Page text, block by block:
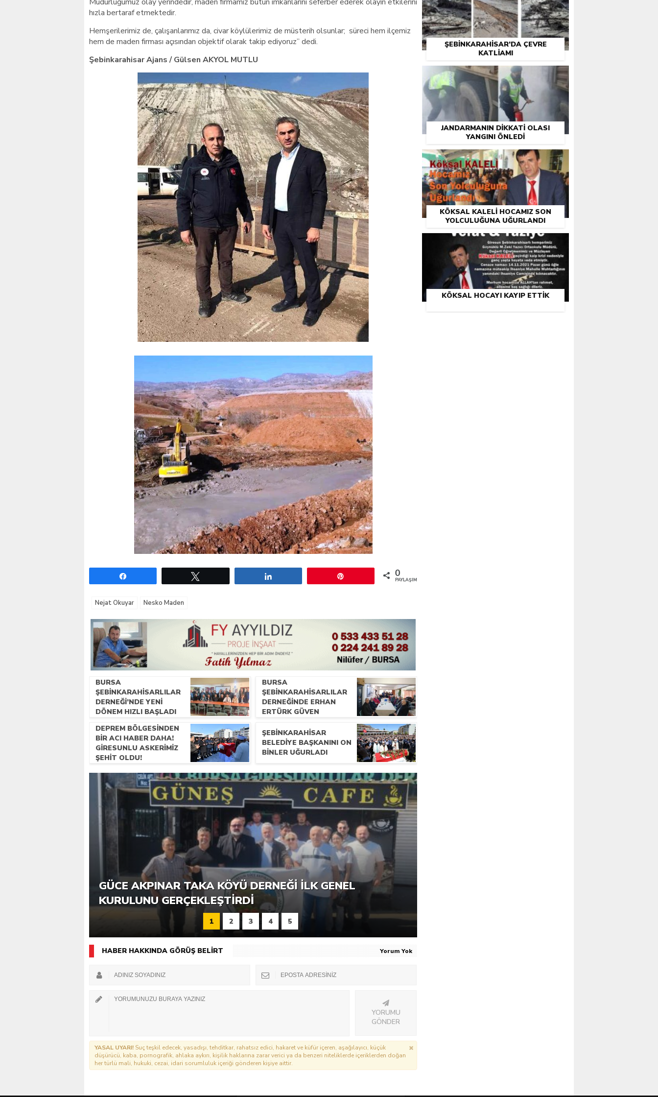
hızla bertaraf etmektedir.
Hemşerilerimiz de, çalışanlarımız da, civar köylülerimiz de müsterih olsunlar; süreci hem ilçemiz
hem de maden firması açısından objektif olarak takip ediyoruz” dedi.
Şebinkarahisar Ajans / Gülsen AKYOL MUTLU
0
PAYLAŞIMLAR
Nejat Okuyar Nesko Maden
BURSA
ŞEBINKARAHISARLILAR
DERNEĞI’NDE YENI
DÖNEM HIZLI BAŞLADI
BURSA
ŞEBINKARAHISARLILAR
DERNEĞINDE ERHAN
ERTÜRK GÜVEN
DEPREM BÖLGESINDEN
BIR ACI HABER DAHA!
GIRESUNLU ASKERIMIZ
ŞEHIT OLDU!
ŞEBINKARAHISAR
BELEDIYE BAŞKANINI ON
BINLER UĞURLADI
6. GÜCE TEKKEKÖY DERNEĞI PIKNIK ŞÖLENI YOĞUN
KATILIMLA GERÇEKLEŞTI
GÜCE AKPINAR TAKA KÖYÜ DERNEĞI İLK GENEL
KURULUNU GERÇEKLEŞTIRDI
1 2 3 4 5
HABER HAKKINDA GÖRÜŞ BELİRT Yorum Yok
YORUMU
GÖNDER
YASAL UYARI! Suç teşkil edecek, yasadışı, tehditkar, rahatsız edici, hakaret ve küfür içeren, aşağılayıcı, küçük
düşürücü, kaba, pornografik, ahlaka aykırı, kişilik haklarına zarar verici ya da benzeri niteliklerde içeriklerden doğan
her türlü mali, hukuki, cezai, idari sorumluluk içeriği gönderen kişiye aittir.
ŞEBINKARAHISAR’DA ÇEVRE
KATLIAMI
JANDARMANIN DIKKATI OLASI
YANGINI ÖNLEDI
KÖKSAL KALELI HOCAMIZ SON
YOLCULUĞUNA UĞURLANDI
KÖKSAL HOCAYI KAYIP ETTIK